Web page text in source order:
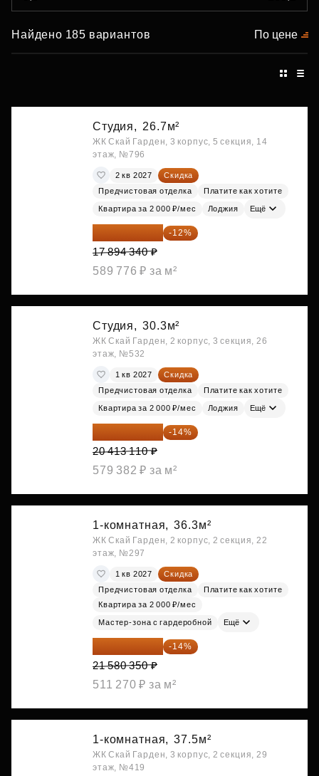
Найдено 185 вариантов По цене
Студия, 26.7м²
ЖК Скай Гарден, 3 корпус, 5 секция, 14
этаж, №796
2 кв 2027
Скидка
Предчистовая отделка
Платите как хотите
Квартира за 2 000 ₽/мес Лоджия Ещё
15 747 019 ₽ -12%
17 894 340 ₽
589 776 ₽ за м²
Студия, 30.3м²
ЖК Скай Гарден, 2 корпус, 3 секция, 26
этаж, №532
1 кв 2027
Скидка
Предчистовая отделка
Платите как хотите
Квартира за 2 000 ₽/мес Лоджия Ещё
17 555 275 ₽ -14%
20 413 110 ₽
579 382 ₽ за м²
1-комнатная, 36.3м²
ЖК Скай Гарден, 2 корпус, 2 секция, 22
этаж, №297
1 кв 2027
Скидка
Предчистовая отделка
Платите как хотите
Квартира за 2 000 ₽/мес
Мастер-зона с гардеробной Ещё
18 559 101 ₽ -14%
21 580 350 ₽
511 270 ₽ за м²
1-комнатная, 37.5м²
ЖК Скай Гарден, 3 корпус, 2 секция, 29
этаж, №419